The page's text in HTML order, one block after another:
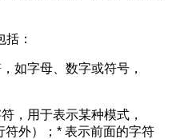
：
如字母、数字或符号，
，用于表示某种模式，
外）；* 表示前面的字符